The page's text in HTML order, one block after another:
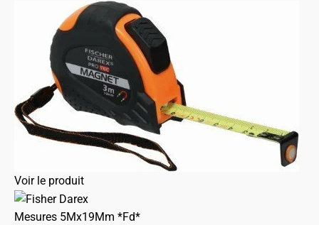
Voir le produit
Mesures 5Mx19Mm *Fd*